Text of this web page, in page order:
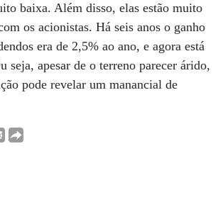
baixa. Além disso, elas estão muito
os acionistas. Há seis anos o ganho
era de 2,5% ao ano, e agora está
seja, apesar de o terreno parecer árido,
pode revelar um manancial de